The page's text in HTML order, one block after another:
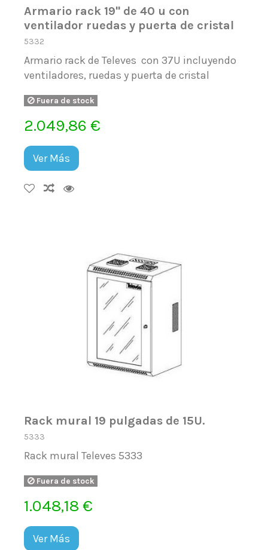
Armario rack 19'' de 40 u con
ventilador ruedas y puerta de cristal
5332
Armario rack de Televes con 37U incluyendo
ventiladores, ruedas y puerta de cristal
Fuera de stock
2.049,86 €
Ver Más
Rack mural 19 pulgadas de 15U.
5333
Rack mural Televes 5333
Fuera de stock
1.048,18 €
Ver Más